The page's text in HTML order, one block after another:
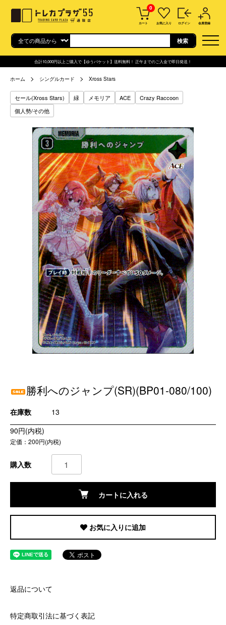
0
カート お気に入り ログイン 会員登録
合計10,000円以上ご購入で【ゆうパケット】送料無料！ 正午までのご入金で即日発送！
ホーム シングルカード Xross Stars
セール(Xross Stars) 緑 メモリア ACE
Crazy Raccoon
個人勢/その他
勝利へのジャンプ(SR)(BP01-080/100)
在庫数
13
90円(内税)
定価：200円(内税)
購入数
カートに入れる
お気に入りに追加
返品について
特定商取引法に基づく表記